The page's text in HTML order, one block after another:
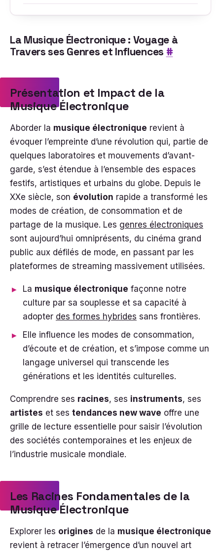
La Musique Électronique : Voyage à
Travers ses Genres et Influences #
Présentation et Impact de la
Musique Électronique
Aborder la musique électronique revient à
évoquer l’empreinte d’une révolution qui, partie de
quelques laboratoires et mouvements d’avant-
garde, s’est étendue à l’ensemble des espaces
festifs, artistiques et urbains du globe. Depuis le
XXe siècle, son évolution rapide a transformé les
modes de création, de consommation et de
partage de la musique. Les genres électroniques
sont aujourd’hui omniprésents, du cinéma grand
public aux défilés de mode, en passant par les
plateformes de streaming massivement utilisées.
La musique électronique façonne notre
culture par sa souplesse et sa capacité à
adopter des formes hybrides sans frontières.
Elle influence les modes de consommation,
d’écoute et de création, et s’impose comme un
langage universel qui transcende les
générations et les identités culturelles.
Comprendre ses racines, ses instruments, ses
artistes et ses tendances new wave offre une
grille de lecture essentielle pour saisir l’évolution
des sociétés contemporaines et les enjeux de
l’industrie musicale mondiale.
Les Racines Fondamentales de la
Musique Électronique
Explorer les origines de la musique électronique
revient à retracer l’émergence d’un nouvel art